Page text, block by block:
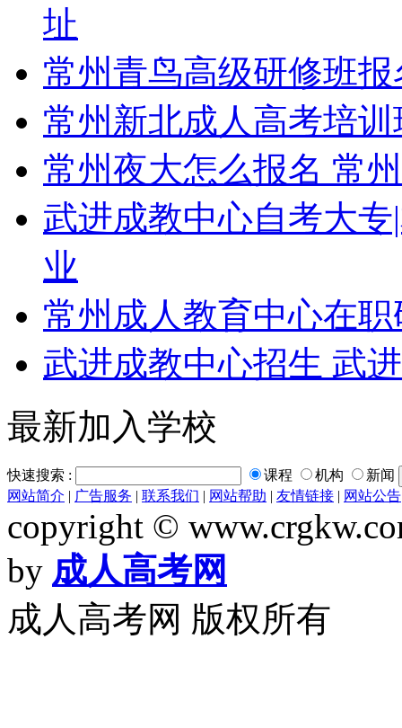
址
常州青鸟高级研修班
常州新北成人高考培
常州夜大怎么报名 常
武进成教中心自考大
业
常州成人教育中心在
武进成教中心招生 武
最新加入学校
快速搜索 : 课程 机构
新闻
网站简介 | 广告服务 | 联系我们 | 网站帮助 | 友情链接 | 网站公告
copyright ©
by 成人高考网
成人高考网 版权所有